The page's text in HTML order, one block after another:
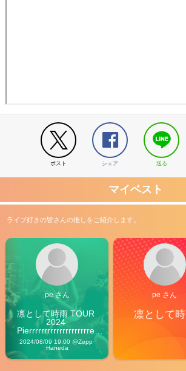
ポスト シェア 送る
マイベスト
ライブ好きの皆さんの推しをご紹介します。
pe さん
凛として時雨 TOUR
2024
Pierrrrrrrrrrrrrrrrrrrre
Vibes
2024/08/09 19:00 @Zepp
Haneda
pe さん
凛として